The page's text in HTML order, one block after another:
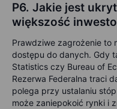
P6. Jakie jest
większość
Prawdziwe zagrożenie to
dostępu do danych. Gdy
Statistics czy Bureau of
Rezerwa Federalna traci
polega przy ustalaniu
może zaniepokoić rynki i